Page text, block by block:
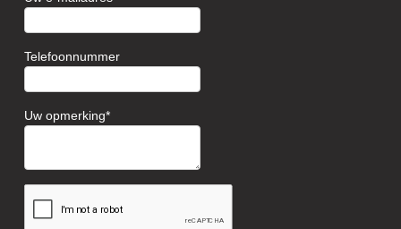
Telefoonnummer
Uw opmerking